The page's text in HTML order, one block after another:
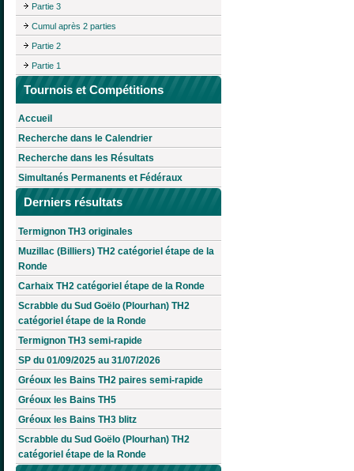
Partie 3
Cumul après 2 parties
Partie 2
Partie 1
Tournois et Compétitions
Accueil
Recherche dans le Calendrier
Recherche dans les Résultats
Simultanés Permanents et Fédéraux
Derniers résultats
Termignon TH3 originales
Muzillac (Billiers) TH2 catégoriel étape de la
Ronde
Carhaix TH2 catégoriel étape de la Ronde
Scrabble du Sud Goëlo (Plourhan) TH2
catégoriel étape de la Ronde
Termignon TH3 semi-rapide
SP du 01/09/2025 au 31/07/2026
Gréoux les Bains TH2 paires semi-rapide
Gréoux les Bains TH5
Gréoux les Bains TH3 blitz
Scrabble du Sud Goëlo (Plourhan) TH2
catégoriel étape de la Ronde